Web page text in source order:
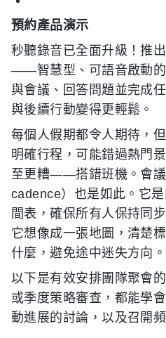
預約產品演示
秒聽錄音已全面升級！推
——智慧型、可語音啟動的
與會議、回答問題並完成
與後續行動變得更輕鬆。
每個人假期都令人期待，
明確行程，可能錯過熱門
至更糟——搭錯班機。會
cadence）也是如此。它
間表，確保所有人保持同
它想像成一張地圖，清楚
什麼，避免途中迷失方向。
以下是有效安排團隊聚會
或季度策略審查，都能學
動進展的討論，以及召開